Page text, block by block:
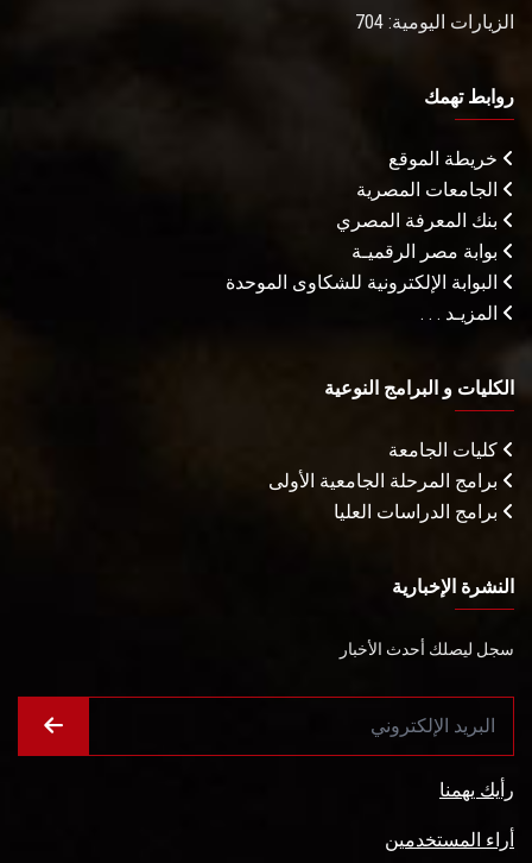
الزيارات اليومية: 704
روابط تهمك
خريطة الموقع
الجامعات المصرية
بنك المعرفة المصري
بوابة مصر الرقميـة
البوابة الإلكترونية للشكاوى الموحدة
المزيـد . . .
الكليات و البرامج النوعية
كليات الجامعة
برامج المرحلة الجامعية الأولى
برامج الدراسات العليا
النشرة الإخبارية
سجل ليصلك أحدث الأخبار
رأيك يهمنا
أراء المستخدمين